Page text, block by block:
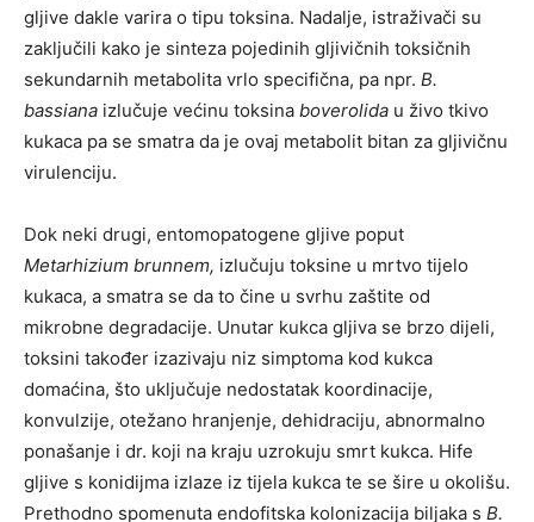
gljive dakle varira o tipu toksina. Nadalje, istraživači su
zaključili kako je sinteza pojedinih gljivičnih toksičnih
sekundarnih metabolita vrlo specifična, pa npr. B.
bassiana izlučuje većinu toksina boverolida u živo tkivo
kukaca pa se smatra da je ovaj metabolit bitan za gljivičnu
virulenciju.
Dok neki drugi, entomopatogene gljive poput
Metarhizium brunnem, izlučuju toksine u mrtvo tijelo
kukaca, a smatra se da to čine u svrhu zaštite od
mikrobne degradacije. Unutar kukca gljiva se brzo dijeli,
toksini također izazivaju niz simptoma kod kukca
domaćina, što uključuje nedostatak koordinacije,
konvulzije, otežano hranjenje, dehidraciju, abnormalno
ponašanje i dr. koji na kraju uzrokuju smrt kukca. Hife
gljive s konidijma izlaze iz tijela kukca te se šire u okolišu.
Prethodno spomenuta endofitska kolonizacija biljaka s B.